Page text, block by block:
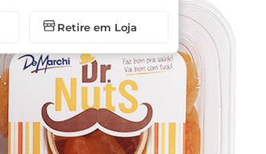
Retire em Lojaarroz
biscoito
azeite
iogurte
papel higiênico